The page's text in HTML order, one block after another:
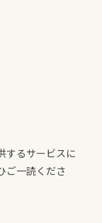
するサービスに
ご一読くださ